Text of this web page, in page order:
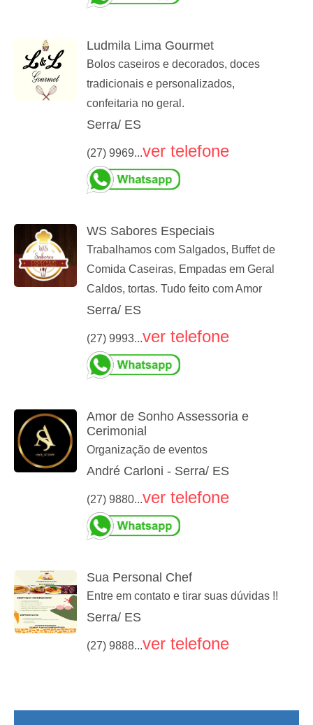
Ludmila Lima Gourmet
Bolos caseiros e decorados, doces
tradicionais e personalizados,
confeitaria no geral.
Serra/ ES
(27) 9969...ver telefone
WS Sabores Especiais
Trabalhamos com Salgados, Buffet de
Comida Caseiras, Empadas em Geral
Caldos, tortas. Tudo feito com Amor
Serra/ ES
(27) 9993...ver telefone
Amor de Sonho Assessoria e
Cerimonial
Organização de eventos
André Carloni - Serra/ ES
(27) 9880...ver telefone
Sua Personal Chef
Entre em contato e tirar suas dúvidas !!
Serra/ ES
(27) 9888...ver telefone